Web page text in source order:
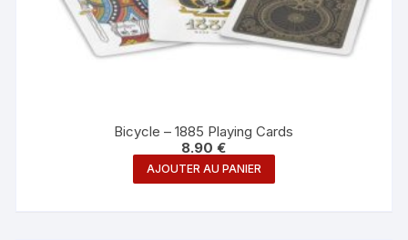
Bicycle – 1885 Playing Cards
8.90€
AJOUTER AU PANIER